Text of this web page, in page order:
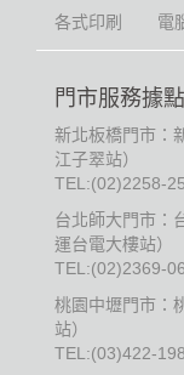
各式印刷 電
門市服務據點
新北板橋門市：
江子翠站）
TEL:(02)2258-
台北師大門市：
運台電大樓站）
TEL:(02)2369-
桃園中壢門市：
站）
TEL:(03)422-